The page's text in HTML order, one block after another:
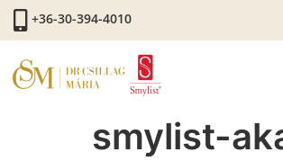
+36-30-394-4010
smylist-